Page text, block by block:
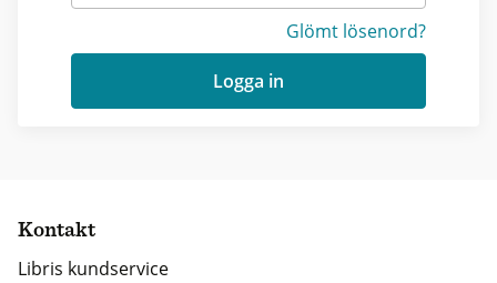
Glömt lösenord?
Logga in
Kontakt
Libris kundservice